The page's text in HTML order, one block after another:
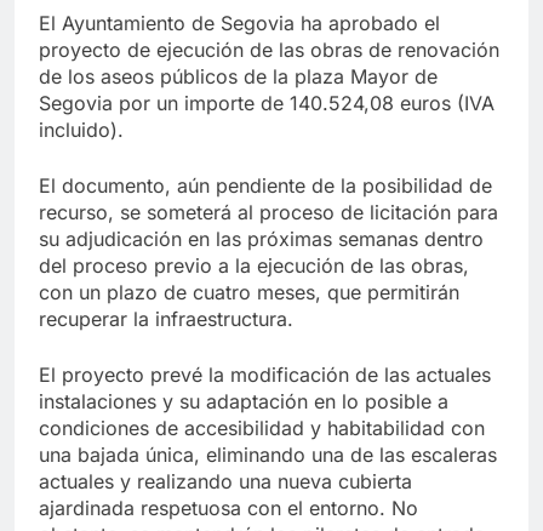
El Ayuntamiento de Segovia ha aprobado el
proyecto de ejecución de las obras de renovación
de los aseos públicos de la plaza Mayor de
Segovia por un importe de 140.524,08 euros (IVA
incluido).
El documento, aún pendiente de la posibilidad de
recurso, se someterá al proceso de licitación para
su adjudicación en las próximas semanas dentro
del proceso previo a la ejecución de las obras,
con un plazo de cuatro meses, que permitirán
recuperar la infraestructura.
El proyecto prevé la modificación de las actuales
instalaciones y su adaptación en lo posible a
condiciones de accesibilidad y habitabilidad con
una bajada única, eliminando una de las escaleras
actuales y realizando una nueva cubierta
ajardinada respetuosa con el entorno. No